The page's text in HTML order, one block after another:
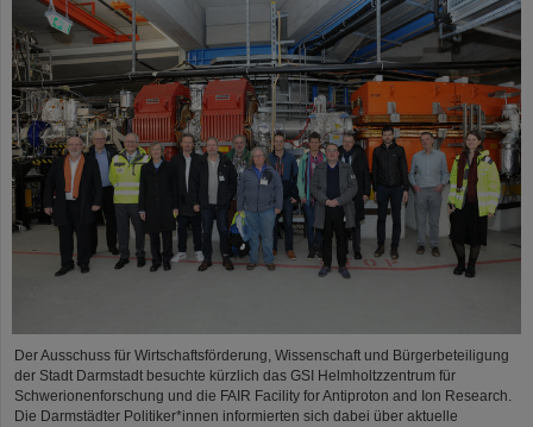
Der Ausschuss für Wirtschaftsförderung, Wissenschaft und Bürgerbeteiligung
der Stadt Darmstadt besuchte kürzlich das GSI Helmholtzzentrum für
Schwerionenforschung und die FAIR Facility for Antiproton and Ion Research.
Die Darmstädter Politiker*innen informierten sich dabei über aktuelle